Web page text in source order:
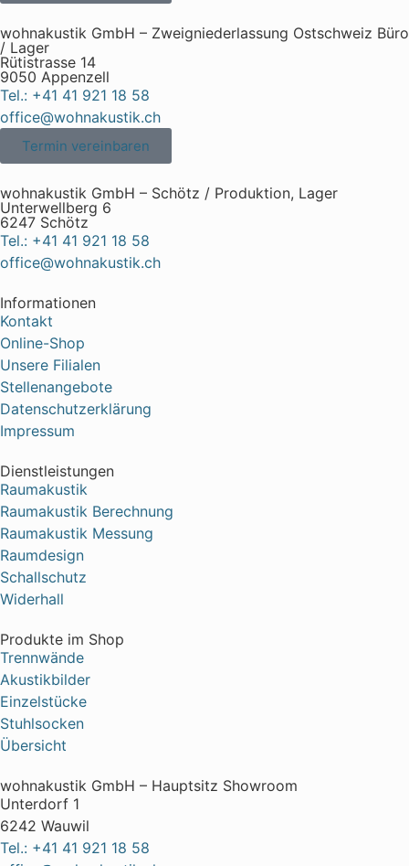
wohnakustik GmbH – Zweigniederlassung Ostschweiz Büro
/ Lager
Rütistrasse 14
9050 Appenzell
Tel.: +41 41 921 18 58
office@wohnakustik.ch
Termin vereinbaren
wohnakustik GmbH – Schötz / Produktion, Lager
Unterwellberg 6
6247 Schötz
Tel.: +41 41 921 18 58
office@wohnakustik.ch
Informationen
Kontakt
Online-Shop
Unsere Filialen
Stellenangebote
Datenschutzerklärung
Impressum
Dienstleistungen
Raumakustik
Raumakustik Berechnung
Raumakustik Messung
Raumdesign
Schallschutz
Widerhall
Produkte im Shop
Trennwände
Akustikbilder
Einzelstücke
Stuhlsocken
Übersicht
wohnakustik GmbH – Hauptsitz Showroom
Unterdorf 1
6242 Wauwil
Tel.: +41 41 921 18 58